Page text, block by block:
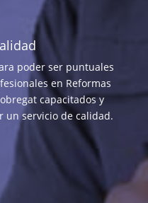
poder ser puntuales
en Reformas
capacitados y
un servicio de calidad.